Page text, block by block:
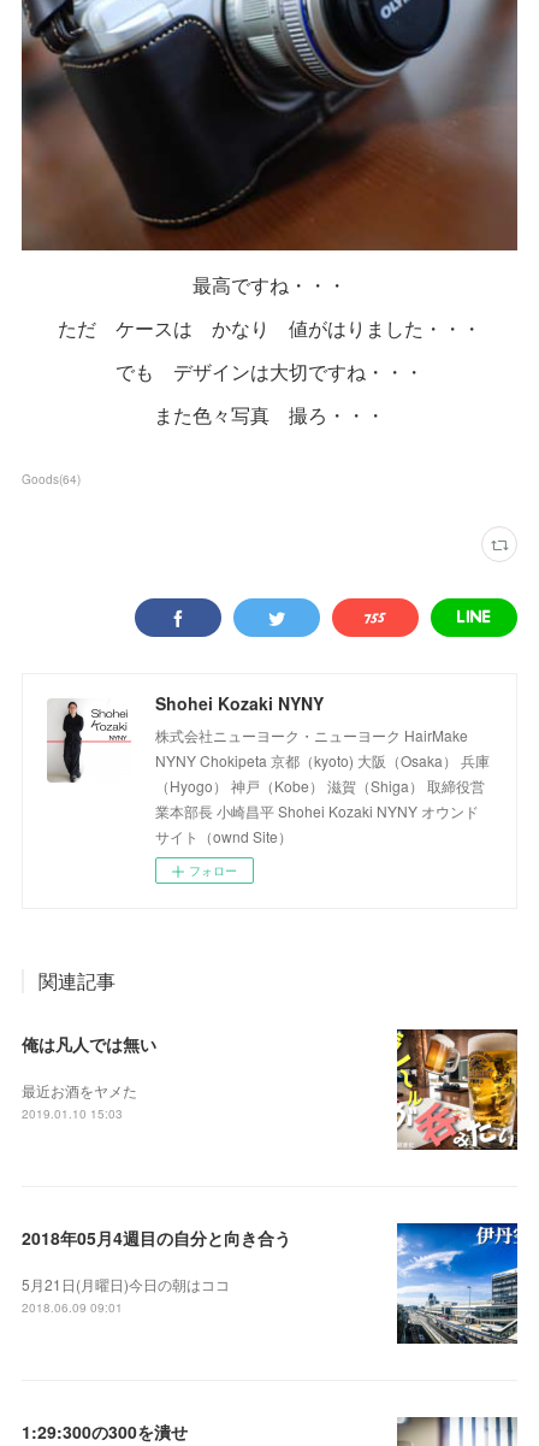
最高ですね・・・
ただ ケースは かなり 値がはりました・・・
でも デザインは大切ですね・・・
また色々写真 撮ろ・・・
Goods(64)
Shohei Kozaki NYNY
株式会社ニューヨーク・ニューヨーク HairMake
NYNY Chokipeta 京都（kyoto) 大阪（Osaka） 兵庫
（Hyogo） 神戸（Kobe） 滋賀（Shiga） 取締役営
業本部長 小崎昌平 Shohei Kozaki NYNY オウンド
サイト（ownd Site）
フォロー
関連記事
俺は凡人では無い
最近お酒をヤメた
2019.01.10 15:03
2018年05月4週目の自分と向き合う
5月21日(月曜日)今日の朝はココ
2018.06.09 09:01
1:29:300の300を潰せ